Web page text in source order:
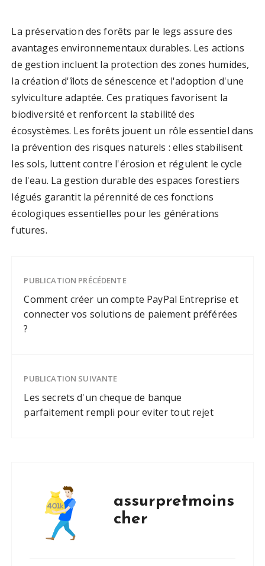
La préservation des forêts par le legs assure des
avantages environnementaux durables. Les actions
de gestion incluent la protection des zones humides,
la création d'îlots de sénescence et l'adoption d'une
sylviculture adaptée. Ces pratiques favorisent la
biodiversité et renforcent la stabilité des
écosystèmes. Les forêts jouent un rôle essentiel dans
la prévention des risques naturels : elles stabilisent
les sols, luttent contre l'érosion et régulent le cycle
de l'eau. La gestion durable des espaces forestiers
légués garantit la pérennité de ces fonctions
écologiques essentielles pour les générations
futures.
PUBLICATION PRÉCÉDENTE
Comment créer un compte PayPal Entreprise et
connecter vos solutions de paiement préférées
?
PUBLICATION SUIVANTE
Les secrets d'un cheque de banque
parfaitement rempli pour eviter tout rejet
assurpretmoins
cher